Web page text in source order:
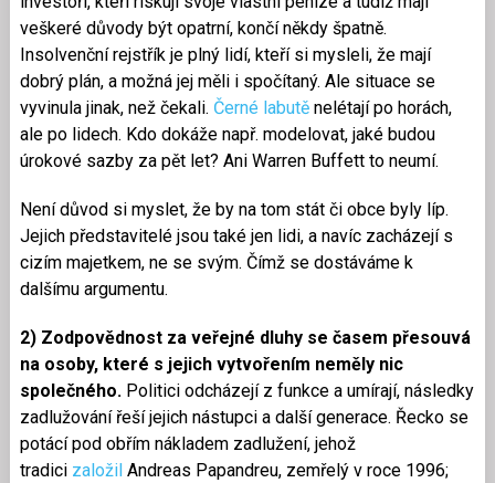
veškeré důvody být opatrní, končí někdy špatně.
Insolvenční rejstřík je plný lidí, kteří si mysleli, že mají
dobrý plán, a možná jej měli i spočítaný. Ale situace se
vyvinula jinak, než čekali. Černé labutěnelétají po horách,
ale po lidech. Kdo dokáže např. modelovat, jaké budou
úrokové sazby za pět let? Ani Warren Buffett to neumí.
Není důvod si myslet, že by na tom stát či obce byly líp.
Jejich představitelé jsou také jen lidi, a navíc zacházejí s
cizím majetkem, ne se svým. Čímž se dostáváme k
dalšímu argumentu.
2) Zodpovědnost za veřejné dluhy se časem přesouvá
na osoby, které s jejich vytvořením neměly nic
společného. Politici odcházejí z funkce a umírají, následky
zadlužování řeší jejich nástupci a další generace. Řecko se
potácí pod obřím nákladem zadlužení, jehož
tradici založilAndreas Papandreu, zemřelý v roce 1996;